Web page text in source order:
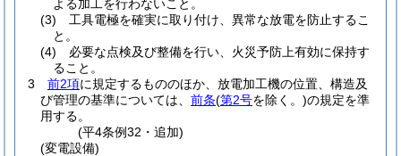
よる加工を行わないこと。
(3)
工具電極を確実に取り付け、異常な放電を防止するこ
と。
(4)
必要な点検及び整備を行い、火災予防上有効に保持す
ること。
3
前2項に規定するもののほか、放電加工機の位置、構造及
び管理の基準については、 前条(第2号を除く。)の規定を準
用する。
(平4条例32・追加)
(変電設備)